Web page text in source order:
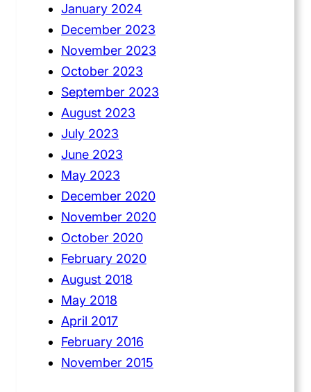
January 2024
December 2023
November 2023
October 2023
September 2023
August 2023
July 2023
June 2023
May 2023
December 2020
November 2020
October 2020
February 2020
August 2018
May 2018
April 2017
February 2016
November 2015